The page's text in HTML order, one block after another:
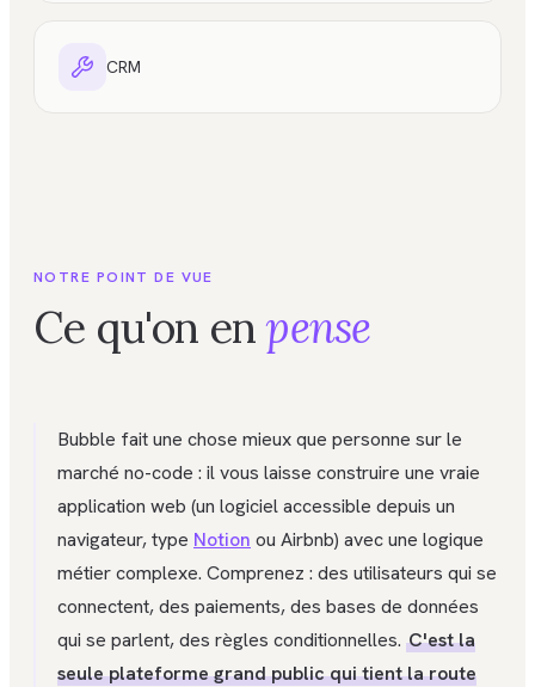
CRM
NOTRE POINT DE VUE
Ce qu'on enpense
Bubble fait une chose mieux que personne sur le
marché no-code : il vous laisse construire une vraie
application web (un logiciel accessible depuis un
navigateur, type Notion ou Airbnb) avec une logique
métier complexe. Comprenez : des utilisateurs qui se
connectent, des paiements, des bases de données
qui se parlent, des règles conditionnelles. C'est la
seule plateforme grand public qui tient la route